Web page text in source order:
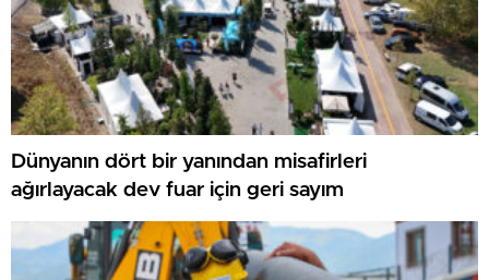
Dünyanın dört bir yanından misafirleri
ağırlayacak dev fuar için geri sayım